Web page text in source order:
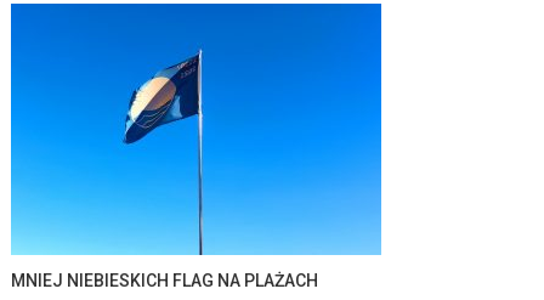
MNIEJ NIEBIESKICH FLAG NA PLAŻACH